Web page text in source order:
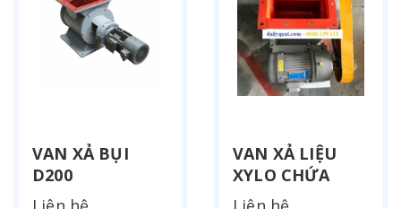
VAN XẢ BỤI
D200
VAN XẢ LIỆU
XYLO CHỨA